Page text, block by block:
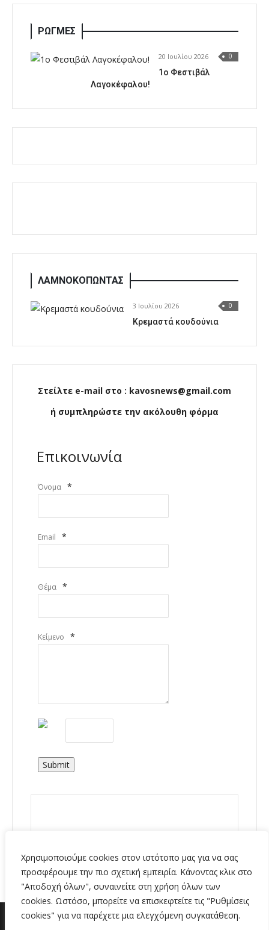
Χρησιμοποιούμε cookies στον ιστότοπο μας για να σας
προσφέρουμε την πιο σχετική εμπειρία. Κάνοντας κλικ στο
"Αποδοχή όλων", συναινείτε στη χρήση όλων των
cookies. Ωστόσο, μπορείτε να επισκεφτείτε τις "Ρυθμίσεις
cookies" για να παρέχετε μια ελεγχόμενη συγκατάθεση.
ΡΩΓΜΕΣ
20 Ιουλίου 2026 0
1o Φεστιβάλ
Λαγοκέφαλου!
ΛΑΜΝΟΚΟΠΩΝΤΑΣ
3 Ιουλίου 2026 0
Κρεμαστά κουδούνια
Στείλτε e-mail στο : kavosnews@gmail.com
ή συμπληρώστε την ακόλουθη φόρμα
Επικοινωνία
Όνομα *
Email *
Θέμα *
Κείμενο *
Submit